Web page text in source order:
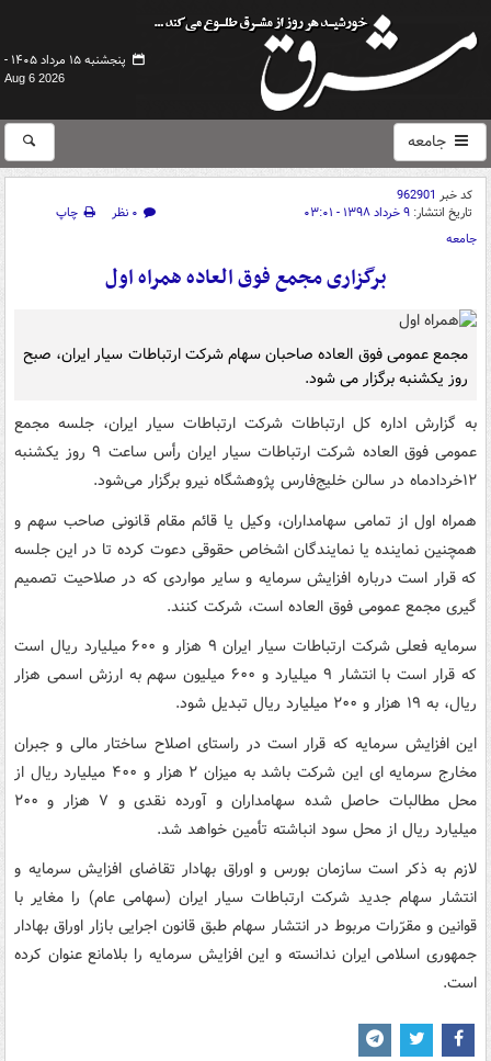
پنجشنبه ۱۵ مرداد ۱۴۰۵ -
Aug 6 2026
جامعه
کد خبر 962901
تاریخ انتشار: ۹ خرداد ۱۳۹۸ - ۰۳:۰۱ ۰ نظر
چاپ
جامعه
برگزاری مجمع فوق العاده همراه اول
مجمع عمومی فوق العاده صاحبان سهام شرکت ارتباطات سیار ایران، صبح
روز یکشنبه برگزار می شود.
به گزارش اداره کل ارتباطات شرکت ارتباطات سیار ایران، جلسه مجمع
عمومی فوق العاده شرکت ارتباطات سیار ایران رأس ساعت ٩ روز یکشنبه
١٢خردادماه در سالن خلیج‌فارس پژوهشگاه نیرو برگزار می‌شود.
همراه اول از تمامی سهامداران، وکیل یا قائم مقام قانونی صاحب سهم و
همچنین نماینده یا نمایندگان اشخاص حقوقی دعوت کرده تا در این جلسه
که قرار است درباره افزایش سرمایه و سایر مواردی که در صلاحیت تصمیم
گیری مجمع عمومی فوق العاده است، شرکت کنند.
سرمایه فعلی شرکت ارتباطات سیار ایران ۹ هزار و ۶۰۰ میلیارد ریال است
که قرار است با انتشار ۹ میلیارد و ۶۰۰ میلیون سهم به ارزش اسمی هزار
ریال، به ١٩ هزار و ٢٠٠ میلیارد ریال تبدیل شود.
این افزایش سرمایه که قرار است در راستای اصلاح ساختار مالی و جبران
مخارج سرمایه ای این شرکت باشد به میزان ۲ هزار و ۴۰۰ میلیارد ریال از
محل مطالبات حاصل شده سهامداران و آورده نقدی و ۷ هزار و ۲۰۰
میلیارد ریال از محل سود انباشته تأمین خواهد شد.
لازم به ذکر است سازمان بورس و اوراق بهادار تقاضای افزایش سرمایه و
انتشار سهام جدید شرکت ارتباطات سیار ایران (سهامی عام) را مغایر با
قوانین و مقرّرات مربوط در انتشار سهام طبق قانون اجرایی بازار اوراق بهادار
جمهوری اسلامی ایران ندانسته و این افزایش سرمایه را بلامانع عنوان کرده
است.